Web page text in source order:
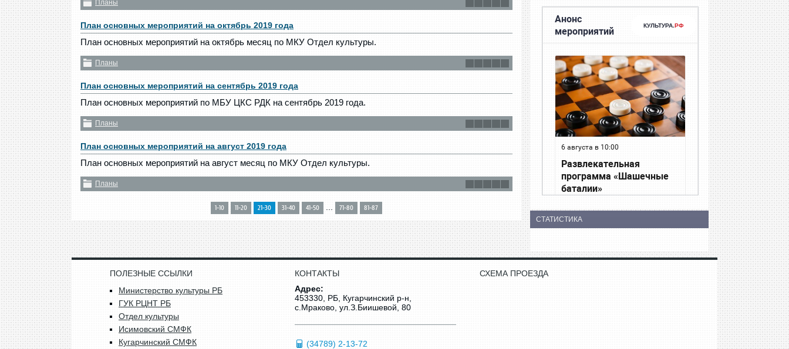
Планы
План основных мероприятий на октябрь 2019 года
План основных мероприятий на октябрь месяц по МКУ Отдел культуры.
Планы
План основных мероприятий на сентябрь 2019 года
План основных мероприятий по МБУ ЦКС РДК на сентябрь 2019 года.
Планы
План основных мероприятий на август 2019 года
План основных мероприятий на август месяц по МКУ Отдел культуры.
Планы
1-10 11-20 21-30 31-40 41-50 71-80 81-87
СТАТИСТИКА
ПОЛЕЗНЫЕ ССЫЛКИ
Министерство культуры РБ
ГУК РЦНТ РБ
Отдел культуры
Исимовский СМФК
Кугарчинский СМФК
КОНТАКТЫ
Адрес:
453330, РБ, Кугарчинский р-н,
с.Мраково, ул.З.Биишевой, 80
(34789) 2-13-72
СХЕМА ПРОЕЗДА